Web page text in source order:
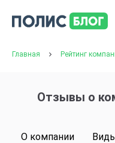
Главная Рейтинг
Отзывы о
О компании